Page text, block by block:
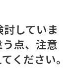
していま
点、注意
ください。